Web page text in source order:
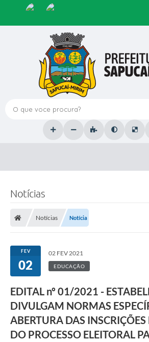
O que voce procura?
Notícias
Notícias Notícia
FEV
02
02 FEV 2021
EDUCAÇÃO
EDITAL nº 01/2021 -
DIVULGAM NORMAS
ABERTURA DAS
DO PROCESSO ELEITORAL